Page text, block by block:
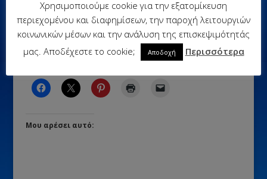
Μου αρέσει αυτό:
Χρησιμοποιούμε cookie για την εξατομίκευση
περιεχομένου και διαφημίσεων, την παροχή λειτουργιών
κοινωνικών μέσων και την ανάλυση της επισκεψιμότητάς
μας. Αποδέχεστε το cookie;
Αποδοχή Περισσότερα